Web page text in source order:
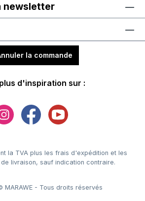
newsletter
la commande
d'inspiration sur :
la TVA plus les frais d'expédition et les
livraison, sauf indication contraire.
MARAWE - Tous droits réservés